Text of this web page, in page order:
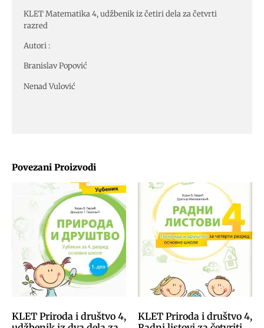
Povezani Proizvodi
KLET Priroda i društvo 4,
KLET Priroda i društvo 4,
KLET Matematika 4, udžbenik iz četiri dela za četvrti
razred
Autori :
Branislav Popović
Nenad Vulović